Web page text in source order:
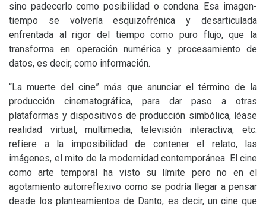
sino padecerlo como posibilidad o condena. Esa imagen-
tiempo se volvería esquizofrénica y desarticulada
enfrentada al rigor del tiempo como puro flujo, que la
transforma en operación numérica y procesamiento de
datos, es decir, como información.
“La muerte del cine” más que anunciar el término de la
producción cinematográfica, para dar paso a otras
plataformas y dispositivos de producción simbólica, léase
realidad virtual, multimedia, televisión interactiva, etc.
refiere a la imposibilidad de contener el relato, las
imágenes, el mito de la modernidad contemporánea. El cine
como arte temporal ha visto su límite pero no en el
agotamiento autorreflexivo como se podría llegar a pensar
desde los planteamientos de Danto, es decir, un cine que